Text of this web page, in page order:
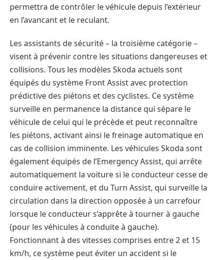
permettra de contrôler le véhicule depuis l’extérieur
en l’avancant et le reculant.
Les assistants de sécurité – la troisième catégorie –
visent à prévenir contre les situations dangereuses et
collisions. Tous les modèles Skoda actuels sont
équipés du système Front Assist avec protection
prédictive des piétons et des cyclistes. Ce système
surveille en permanence la distance qui sépare le
véhicule de celui qui le précède et peut reconnaître
les piétons, activant ainsi le freinage automatique en
cas de collision imminente. Les véhicules Skoda sont
également équipés de l’Emergency Assist, qui arrête
automatiquement la voiture si le conducteur cesse de
conduire activement, et du Turn Assist, qui surveille la
circulation dans la direction opposée à un carrefour
lorsque le conducteur s’apprête à tourner à gauche
(pour les véhicules à conduite à gauche).
Fonctionnant à des vitesses comprises entre 2 et 15
km/h, ce système peut éviter un accident si le